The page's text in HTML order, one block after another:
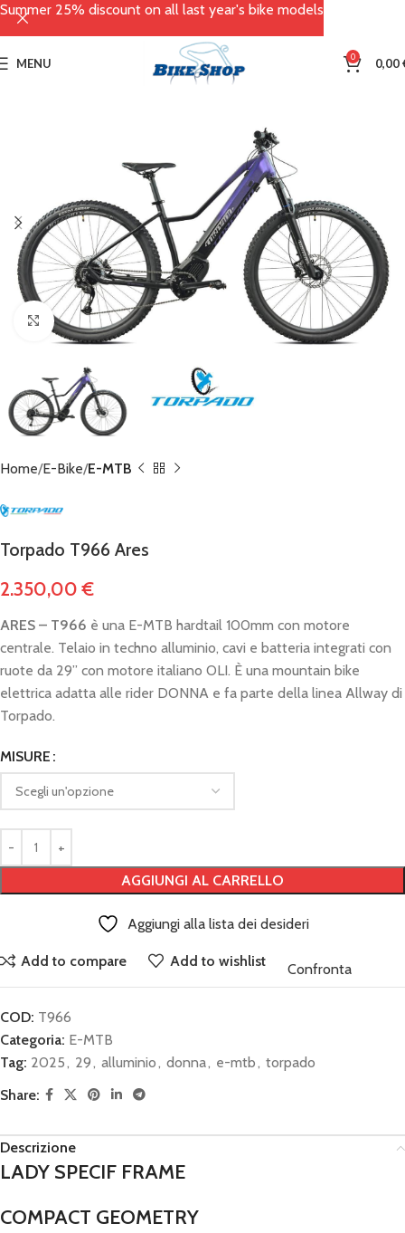
MENU 0 0,00
Click to enlarge
Home E-Bike E-MTB
Torpado T966 Ares
2.350,00€
ARES – T966 è una E-MTB hardtail 100mm con motore
centrale. Telaio in techno alluminio, cavi e batteria integrati con
ruote da 29” con motore italiano OLI. È una mountain bike
elettrica adatta alle rider DONNA e fa parte della linea Allway di
Torpado.
MISURE
AGGIUNGI AL CARRELLO
Aggiungi alla lista dei desideri
Add to compare Add to wishlist Confronta
COD: T966
Categoria: E-MTB
Tag: 2025, 29, alluminio, donna, e-mtb, torpado
Share:
Descrizione
LADY SPECIF FRAME
COMPACT GEOMETRY
Summer 25% discount on all last year's bike models